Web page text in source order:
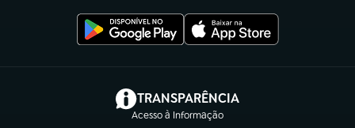
TRANSPARÊNCIA
Acesso à Informação
(abre em nova aba)